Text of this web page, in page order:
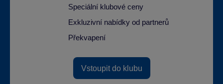
Speciální klubové ceny
Exkluzivní nabídky od partnerů
Překvapení
Vstoupit do klubu